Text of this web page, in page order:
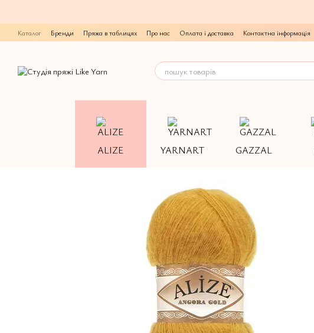
Каталог Бренди Пряжа в таблицях Про нас Оплата і доставка Контактна інформація
ALIZE YARNART GAZZAL